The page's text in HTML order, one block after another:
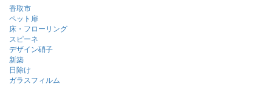
香取市
ペット扉
床・フローリング
スピーネ
デザイン硝子
新築
日除け
ガラスフィルム